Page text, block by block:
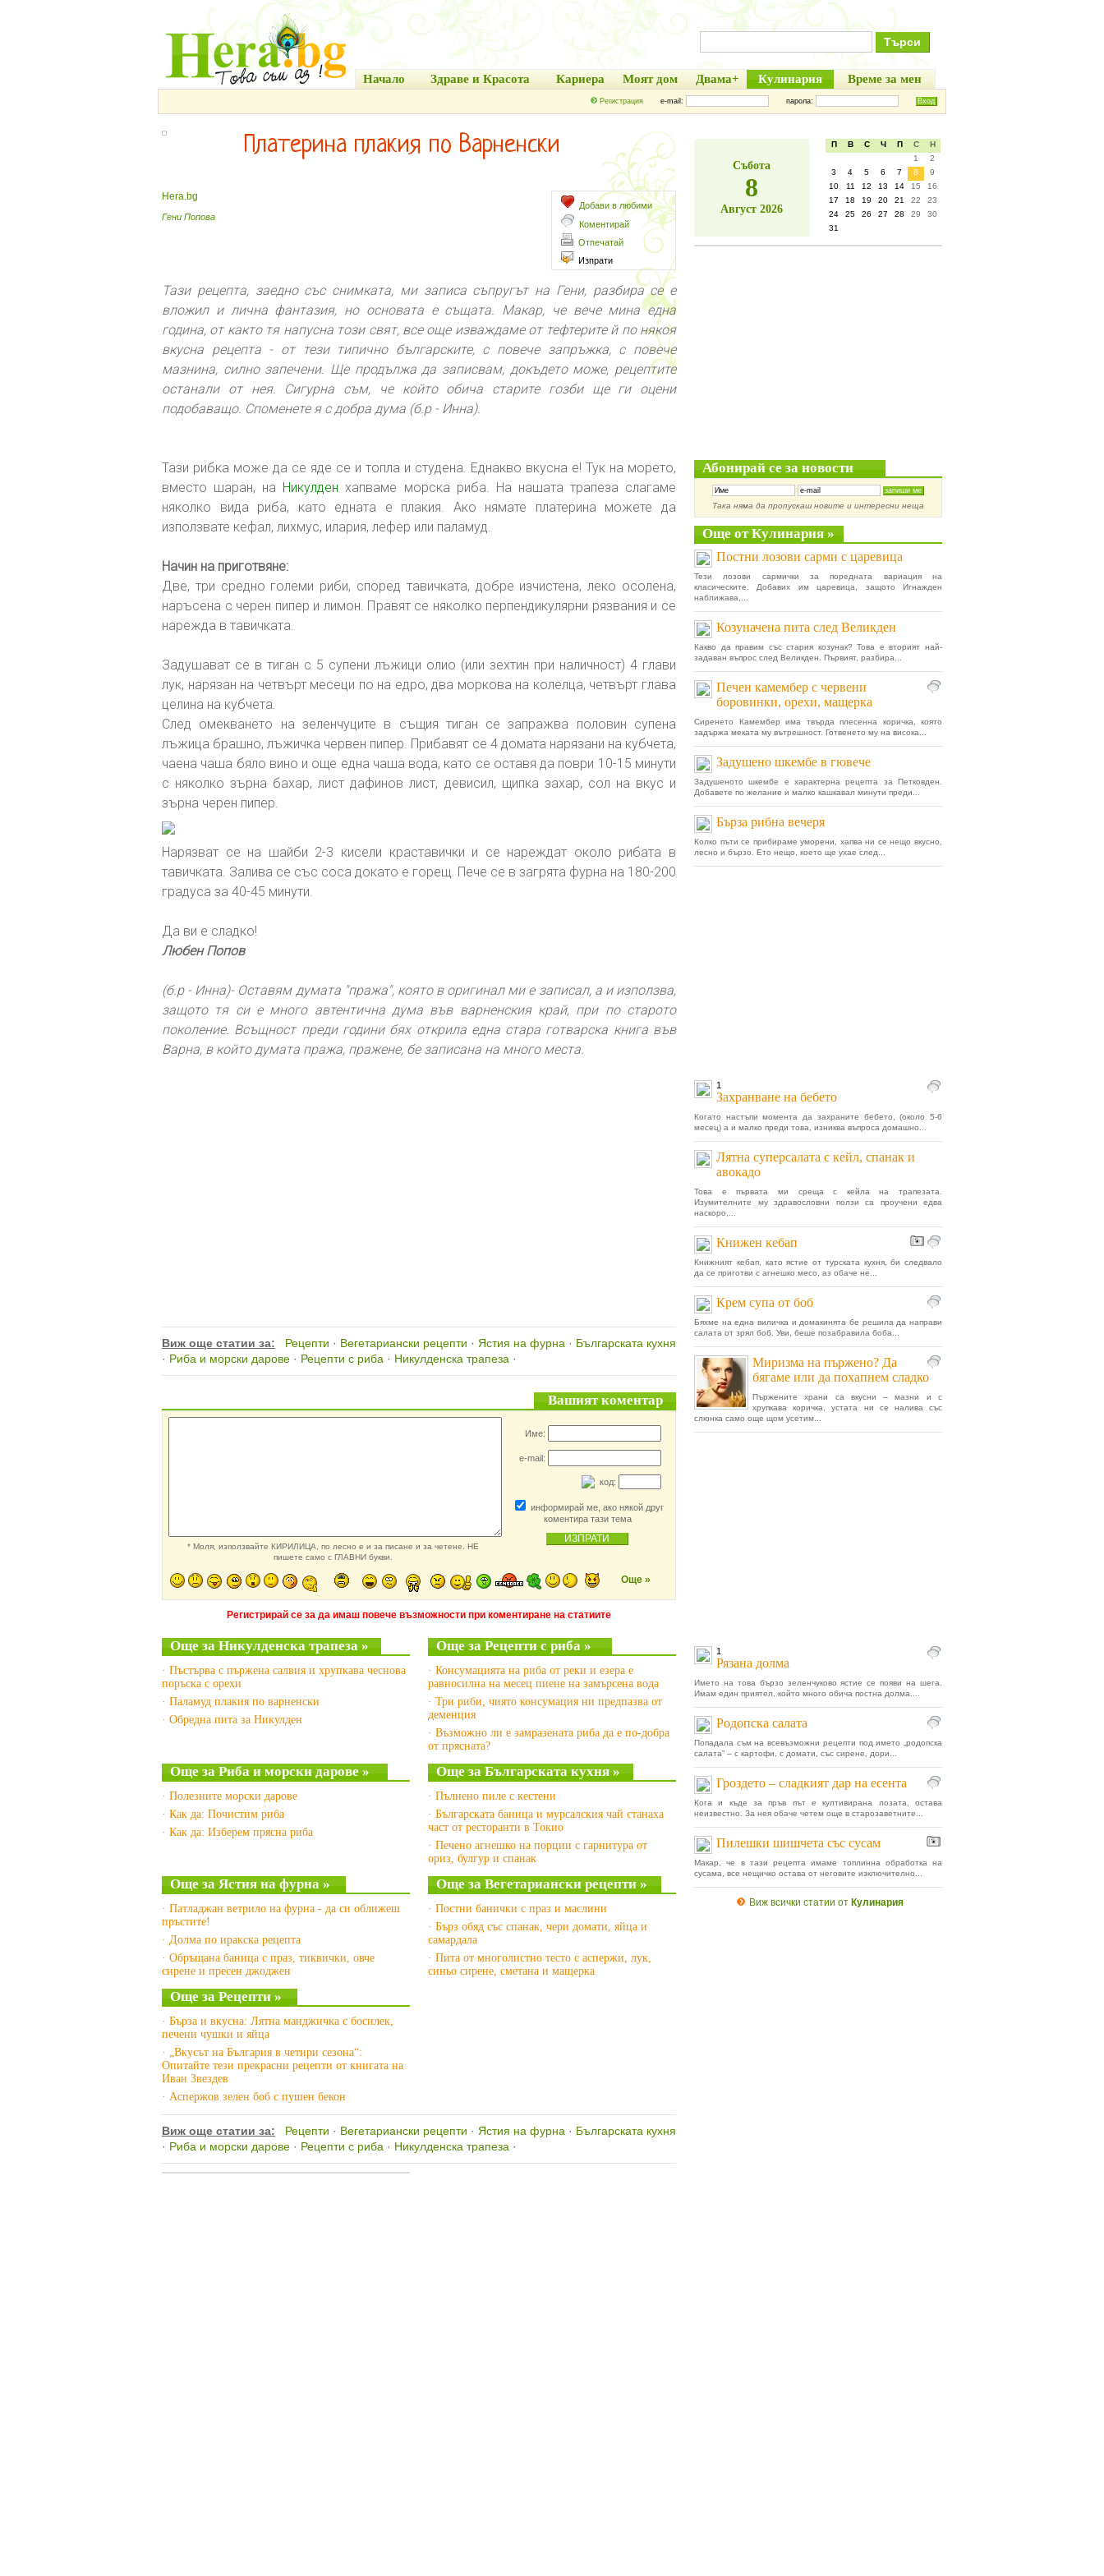
Начало Здраве и Красота Кариера Моят дом Двама+ Кулинария Време за мен
Регистрация e-mail: парола:
Платерина плакия по Варненски
Добави в любими
Коментирай
Отпечатай
Изпрати
Hera.bg
Гени Попова
Тази рецепта, заедно със снимката, ми записа съпругът на Гени, разбира се е
вложил и лична фантазия, но основата е същата. Макар, че вече мина една
година, от както тя напусна този свят, все още изваждаме от тефтерите й по някоя
вкусна рецепта - от тези типично българските, с повече запръжка, с повече
мазнина, силно запечени. Ще продължа да записвам, докъдето може, рецептите
останали от нея. Сигурна съм, че който обича старите гозби ще ги оцени
подобаващо. Споменете я с добра дума (б.р - Инна).
Тази рибка може да се яде се и топла и студена. Еднакво вкусна е! Тук на морето,
вместо шаран, на Никулден хапваме морска риба. На нашата трапеза слагаме
няколко вида риба, като едната е плакия. Ако нямате платерина можете да
използвате кефал, лихмус, илария, лефер или паламуд.
Начин на приготвяне:
Две, три средно големи риби, според тавичката, добре изчистена, леко осолена,
наръсена с черен пипер и лимон. Правят се няколко перпендикулярни рязвания и се
нарежда в тавичката.
Задушават се в тиган с 5 супени лъжици олио (или зехтин при наличност) 4 глави
лук, нарязан на четвърт месеци по на едро, два моркова на колелца, четвърт глава
целина на кубчета.
След омекването на зеленчуците в същия тиган се запражва половин супена
лъжица брашно, лъжичка червен пипер. Прибавят се 4 домата нарязани на кубчета,
чаена чаша бяло вино и още една чаша вода, като се оставя да поври 10-15 минути
с няколко зърна бахар, лист дафинов лист, девисил, щипка захар, сол на вкус и
зърна черен пипер.
Нарязват се на шайби 2-3 кисели краставички и се нареждат около рибата в
тавичката. Залива се със соса докато е горещ. Пече се в загрята фурна на 180-200
градуса за 40-45 минути.
Да ви е сладко!
Любен Попов
(б.р - Инна)- Оставям думата "пража", която в оригинал ми е записал, а и използва,
защото тя си е много автентична дума във варненския край, при по старото
поколение. Всъщност преди години бях открила една стара готварска книга във
Варна, в който думата пража, пражене, бе записана на много места.
Виж още статии за: Рецепти · Вегетариански рецепти · Ястия на фурна · Българската кухня
· Риба и морски дарове · Рецепти с риба · Никулденска трапеза ·
Вашият коментар
* Моля, използвайте КИРИЛИЦА, по лесно е и за писане и за четене. НЕ
пишете само с ГЛАВНИ букви.
Име:
e-mail:
код:
информирай ме, ако някой друг
коментира тази тема
Още »
Регистрирай се за да имаш повече възможности при коментиране на статиите
Още за Никулденска трапеза »
· Пъстърва с пържена салвия и хрупкава чеснова
поръска с орехи
· Паламуд плакия по варненски
· Обредна пита за Никулден
Още за Рецепти с риба »
· Консумацията на риба от реки и езера е
равносилна на месец пиене на замърсена вода
· Три риби, чиято консумация ни предпазва от
деменция
· Възможно ли е замразената риба да е по-добра
от прясната?
Още за Риба и морски дарове »
· Полезните морски дарове
· Как да: Почистим риба
· Как да: Изберем прясна риба
Още за Българската кухня »
· Пълнено пиле с кестени
· Българската баница и мурсалския чай станаха
част от ресторанти в Токио
· Печено агнешко на порции с гарнитура от
ориз, булгур и спанак
Още за Ястия на фурна »
· Патладжан ветрило на фурна - да си оближеш
пръстите!
· Долма по иракска рецепта
· Обръщана баница с праз, тиквички, овче
сирене и пресен джоджен
Още за Вегетариански рецепти »
· Постни банички с праз и маслини
· Бърз обяд със спанак, чери домати, яйца и
самардала
· Пита от многолистно тесто с аспержи, лук,
синьо сирене, сметана и мащерка
Още за Рецепти »
· Бърза и вкусна: Лятна манджичка с босилек,
печени чушки и яйца
· „Вкусът на България в четири сезона“:
Опитайте тези прекрасни рецепти от книгата на
Иван Звездев
· Аспержов зелен боб с пушен бекон
Виж още статии за: Рецепти · Вегетариански рецепти · Ястия на фурна · Българската кухня
· Риба и морски дарове · Рецепти с риба · Никулденска трапеза ·
Събота
8
Август 2026
П В С Ч П С
Н
1
2
3
4 5 6 7 8
9
10
11 12 13 14 15
16
17
18 19 20 21 22
23
24
25 26 27 28 29
30
31
Абонирай се за новости
Така няма да пропускаш новите и интересни неща
Още от Кулинария »
Постни лозови сарми с царевица
Тези лозови сармички за поредната вариация на
класическите. Добавих им царевица, защото Игнажден
наближава,...
Козуначена пита след Великден
Какво да правим със стария козунак? Това е вторият най-
задаван въпрос след Великден. Първият, разбира...
Печен камембер с червени
боровинки, орехи, мащерка
Сиренето Камембер има твърда плесенна коричка, която
задържа меката му вътрешност. Готвенето му на висока...
Задушено шкембе в гювече
Задушеното шкембе е характерна рецепта за Петковден.
Добавете по желание и малко кашкавал минути преди...
Бърза рибна вечеря
Колко пъти се прибираме уморени, хапва ни се нещо вкусно,
лесно и бързо. Ето нещо, което ще ухае след...
1
Захранване на бебето
Когато настъпи момента да захраните бебето, (около 5-6
месец) а и малко преди това, изниква въпроса домашно...
Лятна суперсалата с кейл, спанак и
авокадо
Това е първата ми среща с кейла на трапезата.
Изумителните му здравословни ползи са проучени едва
наскоро,...
Книжен кебап
Книжният кебап, като ястие от турската кухня, би следвало
да се приготви с агнешко месо, аз обаче не...
Крем супа от боб
Бяхме на една виличка и домакинята бе решила да направи
салата от зрял боб. Уви, беше позабравила боба...
Миризма на пържено? Да
бягаме или да похапнем сладко
Пържените храни са вкусни – мазни и с
хрупкава коричка, устата ни се налива със
слюнка само още щом усетим...
1
Рязана долма
Името на това бързо зеленчуково ястие се появи на шега.
Имам един приятел, който много обича постна долма....
Родопска салата
Попадала съм на всевъзможни рецепти под името „родопска
салата” – с картофи, с домати, със сирене, дори...
Гроздето – сладкият дар на есента
Кога и къде за пръв път е култивирана лозата, остава
неизвестно. За нея обаче четем още в старозаветните...
Пилешки шишчета със сусам
Макар, че в тази рецепта имаме топлинна обработка на
сусама, все нещичко остава от неговите изключително...
Виж всички статии от Кулинария